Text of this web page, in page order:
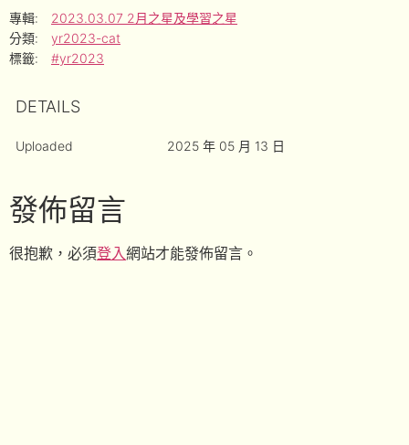
專輯:
2023.03.07 2月之星及學習之星
分類:
yr2023-cat
標籤:
#yr2023
DETAILS
Uploaded 2025 年 05 月 13 日
發佈留言
很抱歉，必須登入網站才能發佈留言。